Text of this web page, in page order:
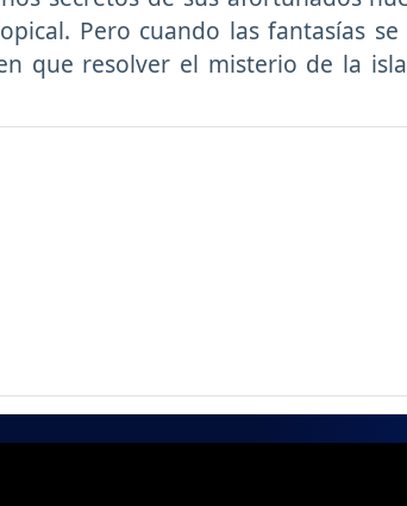
Pero cuando las fantasías
que resolver el misterio de la